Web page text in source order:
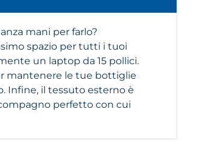
mani per farlo?
spazio per tutti i tuoi
un laptop da 15 pollici.
mantenere le tue bottiglie
Infine, il tessuto esterno è
perfetto con cui